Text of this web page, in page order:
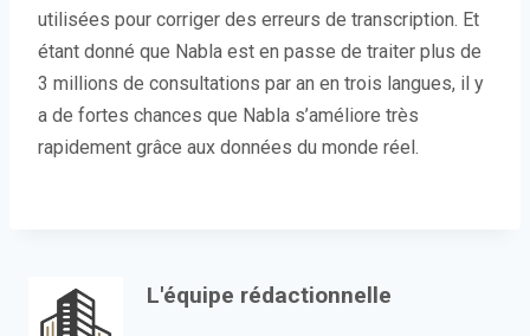
utilisées pour corriger des erreurs de transcription. Et
étant donné que Nabla est en passe de traiter plus de
3 millions de consultations par an en trois langues, il y
a de fortes chances que Nabla s’améliore très
rapidement grâce aux données du monde réel.
L'équipe rédactionnelle